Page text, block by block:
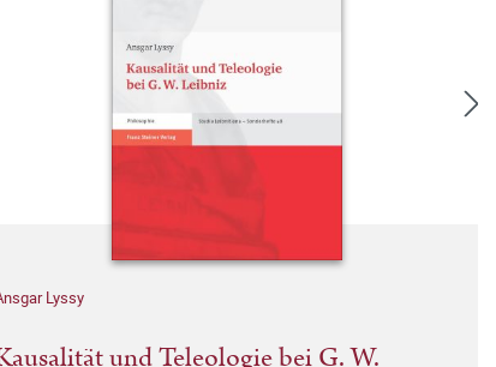
Lyssy
und Teleologie bei G. W.